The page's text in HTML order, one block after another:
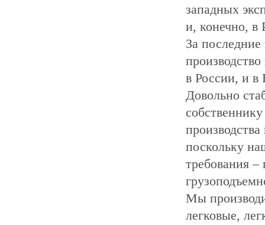
западных
и, конечно, в
За
в России, и в
Довольно
поскольку
требования
Мы
легковые,